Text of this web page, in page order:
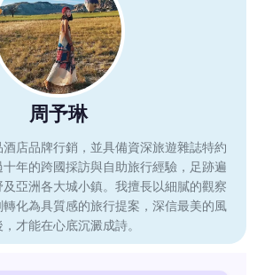
周予琳
店品牌行銷，並具備資深旅遊雜誌特約
年的跨國採訪與自助旅行經驗，足跡遍
亞洲各大城小鎮。我擅長以細膩的觀察
化為具質感的旅行提案，深信最美的風
才能在心底沉澱成詩。